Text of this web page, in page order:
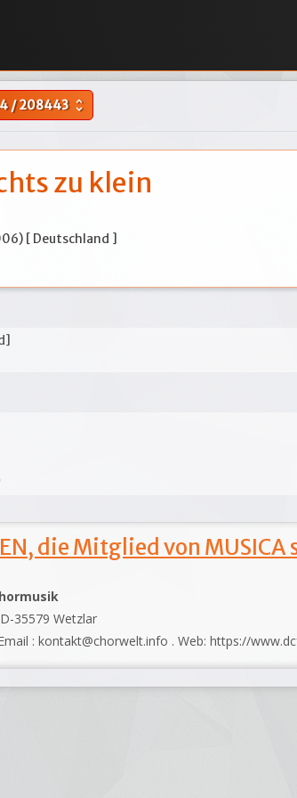
/208443 unfold_more
zu klein
[ Deutschland ]
die Mitglied von MUSICA
35579 Wetzlar
: kontakt@chorwelt.info . Web: https://